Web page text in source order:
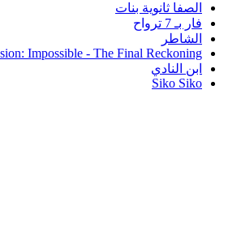
الصفا ثانوية بنات
فار بـ 7 ترواح
الشاطر
Impossible - The Final Reckoning
ابن النادي
Siko Siko